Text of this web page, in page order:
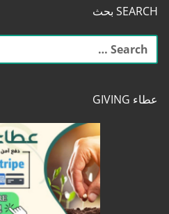
SEARCH بحث
البحث
عن:
عطاء GIVING